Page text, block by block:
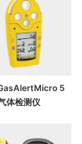
5
体检测仪